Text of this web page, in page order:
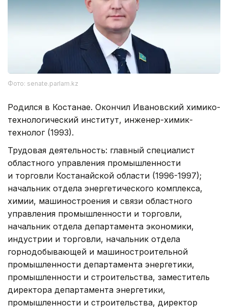
Фото: senate.parlam.kz
Родился в Костанае. Окончил Ивановский химико-
технологический институт, инженер-химик-
технолог (1993).
Трудовая деятельность: главный специалист
областного управления промышленности
и торговли Костанайской области (1996-1997);
начальник отдела энергетического комплекса,
химии, машиностроения и связи областного
управления промышленности и торговли,
начальник отдела департамента экономики,
индустрии и торговли, начальник отдела
горнодобывающей и машиностроительной
промышленности департамента энергетики,
промышленности и строительства, заместитель
директора департамента энергетики,
промышленности и строительства, директор